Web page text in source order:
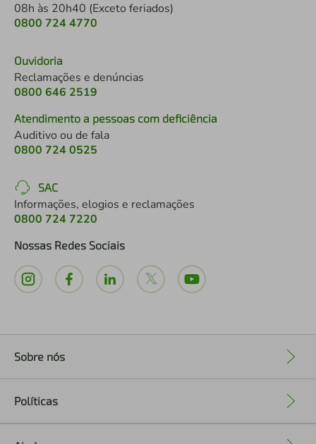
08h às 20h40 (Exceto feriados)
0800 724 4770
Ouvidoria
Reclamações e denúncias
0800 646 2519
Atendimento a pessoas com deficiência
Auditivo ou de fala
0800 724 0525
SAC
Informações, elogios e reclamações
0800 724 7220
Nossas Redes Sociais
Sobre nós
Políticas